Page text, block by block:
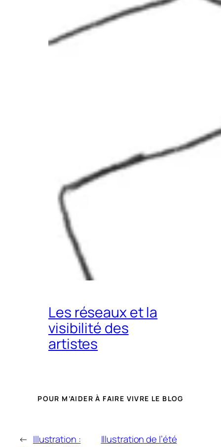
Les réseaux et la
visibilité des
artistes
POUR M’AIDER À FAIRE VIVRE LE BLOG
← Illustration :
Illustration de l’été